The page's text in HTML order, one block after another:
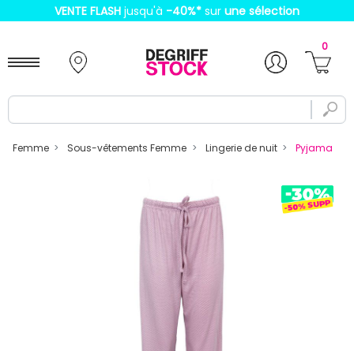
VENTE FLASH jusqu'à -40%* sur une sélection
0
Femme Sous-vêtements Femme Lingerie de nuit Pyjama